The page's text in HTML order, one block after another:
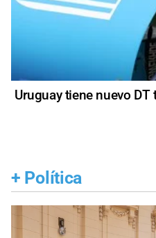
Uruguay tiene nuevo
+ Política